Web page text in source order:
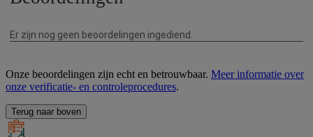
Onze beoordelingen zijn echt en betrouwbaar. Meer informatie over
onze verificatie- en controleprocedures.
Terug naar boven